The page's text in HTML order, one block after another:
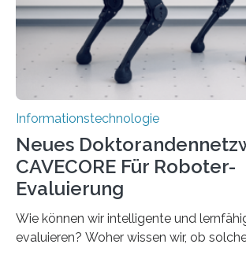
immer größer werden und riesige
verarbeiten müssen, steigt der Bedarf
Rechenarchitekturen. Neben
rücken dabei insbesondere…
Informationstechnologie
Neues
CAVECORE Für Roboter-
Evaluierung
Wie können wir intelligente und
evaluieren? Woher wissen wir, ob